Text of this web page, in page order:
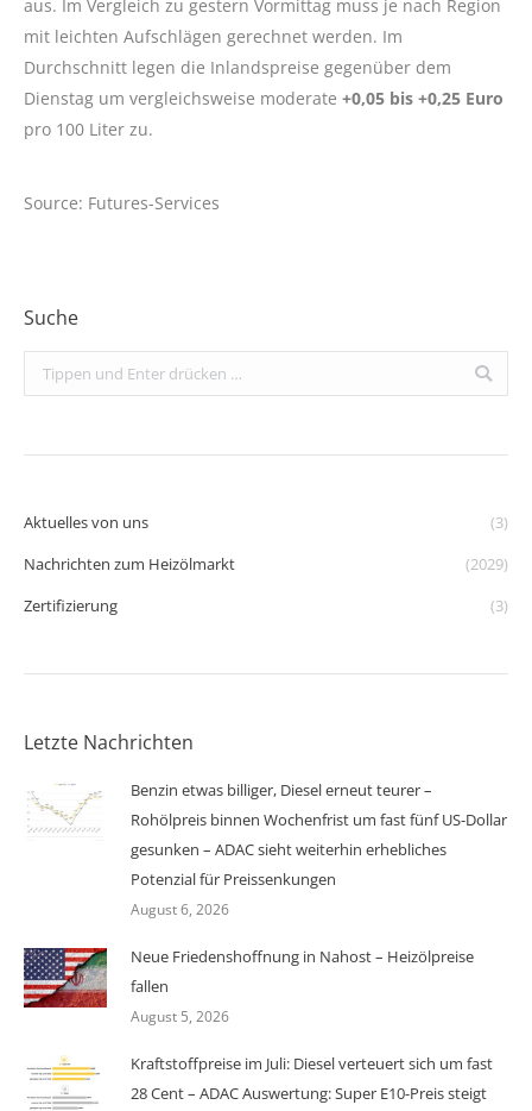
aus. Im Vergleich zu gestern Vormittag muss je nach Region
mit leichten Aufschlägen gerechnet werden. Im
Durchschnitt legen die Inlandspreise gegenüber dem
Dienstag um vergleichsweise moderate +0,05 bis +0,25 Euro
pro 100 Liter zu.
Source: Futures-Services
Suche
Search:
Aktuelles von uns
(3)
Nachrichten zum Heizölmarkt
(2029)
Zertifizierung
(3)
Letzte Nachrichten
Benzin etwas billiger, Diesel erneut teurer –
Rohölpreis binnen Wochenfrist um fast fünf US-Dollar
gesunken – ADAC sieht weiterhin erhebliches
Potenzial für Preissenkungen
August 6, 2026
Neue Friedenshoffnung in Nahost – Heizölpreise
fallen
August 5, 2026
Kraftstoffpreise im Juli: Diesel verteuert sich um fast
28 Cent – ADAC Auswertung: Super E10-Preis steigt